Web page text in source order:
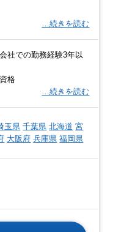
…続きを読む
社での勤務経験3年以
格
…続きを読む
玉県 千葉県 北海道 宮
大阪府 兵庫県 福岡県